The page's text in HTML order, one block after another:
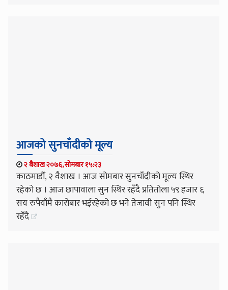
आजको सुनचाँदीको मूल्य
२ बैशाख २०७६, सोमबार १५:२३
काठमाडौँ, २ वैशाख । आज सोमबार सुनचाँदीको मूल्य स्थिर
रहेको छ । आज छापावाला सुन स्थिर रहँदै प्रतितोला ५९ हजार ६
सय रुपैयाँमै कारोबार भईरहेको छ भने तेजावी सुन पनि स्थिर
रहँदै